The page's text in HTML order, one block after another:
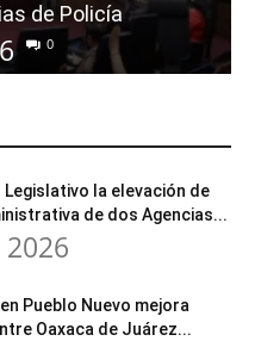
de Policía
0
la elevación de
de dos Agencias...
Pueblo Nuevo mejora
Oaxaca de Juárez...